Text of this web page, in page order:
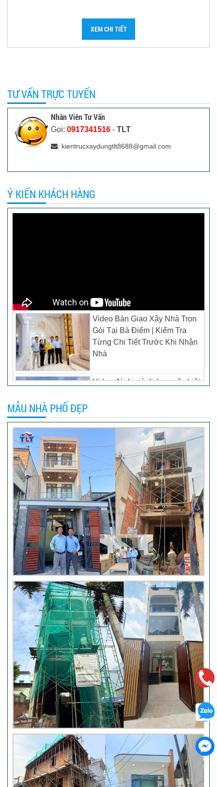
XEM CHI TIẾT
TƯ VẤN TRỰC TUYẾN
Nhân Viên Tư Vấn
Gọi:0917341516 -TLT
: kientrucxaydungtlt8688@gmail.com
Ý KIẾN KHÁCH HÀNG
Video Bàn Giao Xây Nhà Trọn
Gói Tại Bà Điểm | Kiểm Tra
Từng Chi Tiết Trước Khi Nhận
Nhà
Video đánh giá dịch vụ xây biệt
Thương
Khách hàng đánh giá dịch vụ
xây dựng của TLT
Đánh giá khách hàng xây nhà
tại Thủ Đức
Thi công móng nhà có sàn
vượt nhịp tại Hóc Môn
Đánh giá của khách hàng xây
nhà 3 tầng tại Thủ Đức
Video đánh giá của khách hàng
MẪU NHÀ PHỐ ĐẸP